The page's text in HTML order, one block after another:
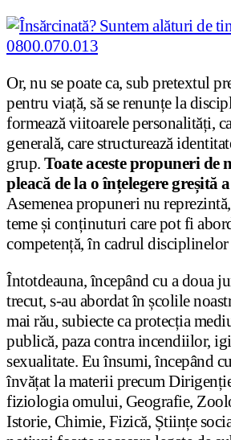
Or, nu se poate ca, sub pretextul
pentru viață, să se renunțe la
formează viitoarele personalități,
generală, care structurează
grup. Toate aceste propuneri de
pleacă de la o înțelegere greșită
Asemenea propuneri nu
teme și conținuturi care pot fi
competență, în cadrul disciplinelor
Întotdeauna, începând cu a doua
trecut, s-au abordat în școlile
mai rău, subiecte ca protecția
publică, paza contra incendiilor,
sexualitate. Eu însumi, începând
învățat la materii precum
fiziologia omului, Geografie,
Istorie, Chimie, Fizică, Științe